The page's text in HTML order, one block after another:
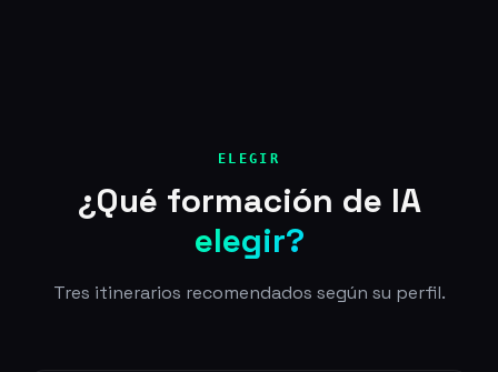
ELEGIR
¿Qué formación de IA
elegir?
Tres itinerarios recomendados según su perfil.